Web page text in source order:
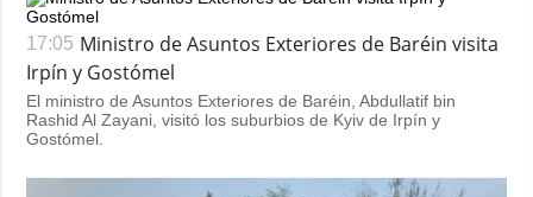
17:05 Ministro de Asuntos Exteriores de Baréin visita
Irpín y Gostómel
El ministro de Asuntos Exteriores de Baréin, Abdullatif bin
Rashid Al Zayani, visitó los suburbios de Kyiv de Irpín y
Gostómel.